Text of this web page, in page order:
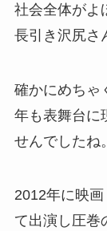
社会全体がよ
長引き沢尻さ
確かにめちゃ
年も表舞台に
せんでしたね。
2012年に映
て出演し圧巻